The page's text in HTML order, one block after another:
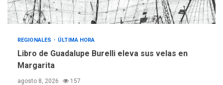
4
REGIONALES ÚLTIMA HORA
«Juan Bautista Arismendi» a
la altura de Macho Muerto
REGIONALES ÚLTIMA HORA
Libro de Guadalupe Burelli eleva sus velas en
Margarita
agosto 8, 2026 157